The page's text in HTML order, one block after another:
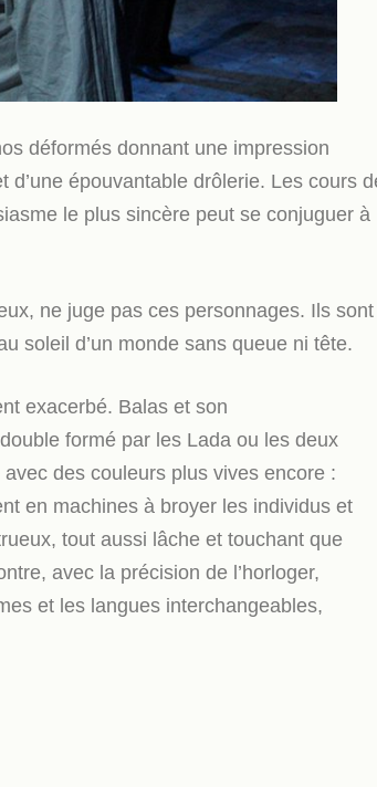
déformés donnant une impression
épouvantable drôlerie. Les cours
le plus sincère peut se conjuguer à
ne juge pas ces personnages. Ils sont
soleil d’un monde sans queue ni tête.
exacerbé. Balas et son
formé par les Lada ou les deux
des couleurs plus vives encore :
en machines à broyer les individus et
tout aussi lâche et touchant que
avec la précision de l’horloger,
et les langues interchangeables,